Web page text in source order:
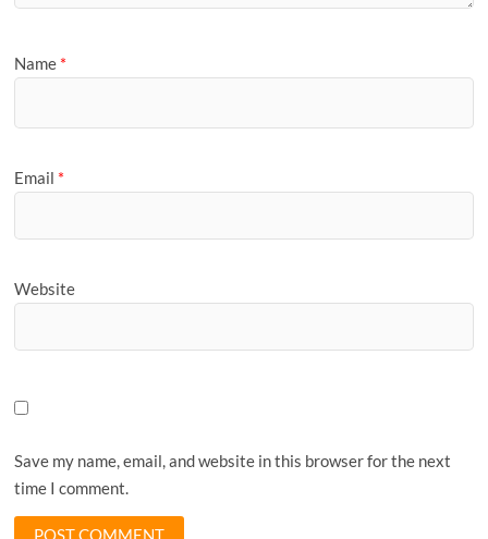
Name *
Email *
Website
Save my name, email, and website in this browser for the next
time I comment.